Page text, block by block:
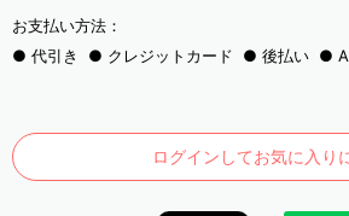
お支払い方法：
代引き
クレジットカード 後払い
ログインしてお気に入り